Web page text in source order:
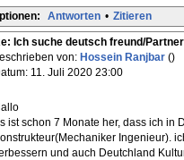
Antworten • Zitieren
Ich suche deutsch freund/
von: Hossein Ranjbar ()
11. Juli 2020 23:00
ist schon 7 Monate her, dass ich in
Ingenieur).
und auch Deutchland